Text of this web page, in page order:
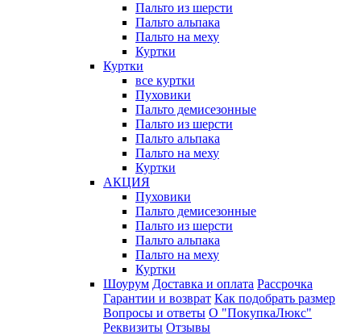
Пальто из шерсти
Пальто альпака
Пальто на меху
Куртки
Куртки
все куртки
Пуховики
Пальто демисезонные
Пальто из шерсти
Пальто альпака
Пальто на меху
Куртки
АКЦИЯ
Пуховики
Пальто демисезонные
Пальто из шерсти
Пальто альпака
Пальто на меху
Куртки
Шоурум Доставка и оплата Рассрочка
Гарантии и возврат Как подобрать размер
Вопросы и ответы О "ПокупкаЛюкс"
Реквизиты Отзывы